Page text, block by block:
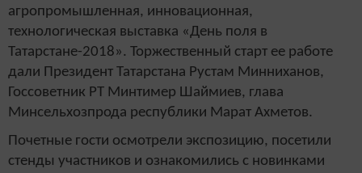
агропромышленная, инновационная,
технологическая выставка «День поля в
Татарстане-2018». Торжественный старт ее работе
дали Президент Татарстана Рустам Минниханов,
Госсоветник РТ Минтимер Шаймиев, глава
Минсельхозпрода республики Марат Ахметов.
Почетные гости осмотрели экспозицию, посетили
стенды участников и ознакомились с новинками